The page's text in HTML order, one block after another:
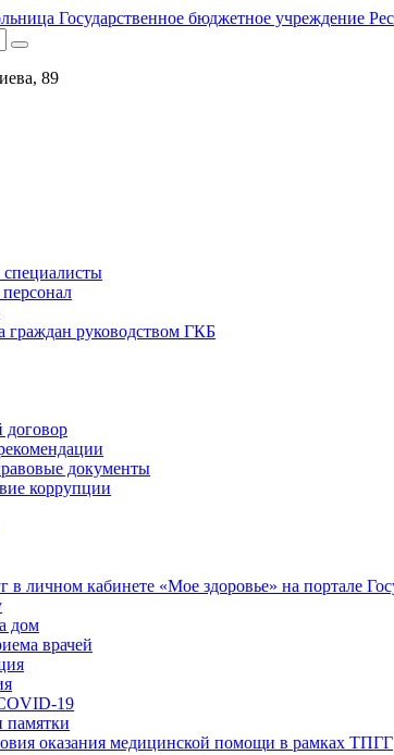
Государственное бюджетное учреждение
89
специалисты
граждан руководством ГКБ
договор
документы
коррупции
в личном кабинете «Мое здоровье» на портале
дом
врачей
19
оказания медицинской помощи в рамках ТПГГ